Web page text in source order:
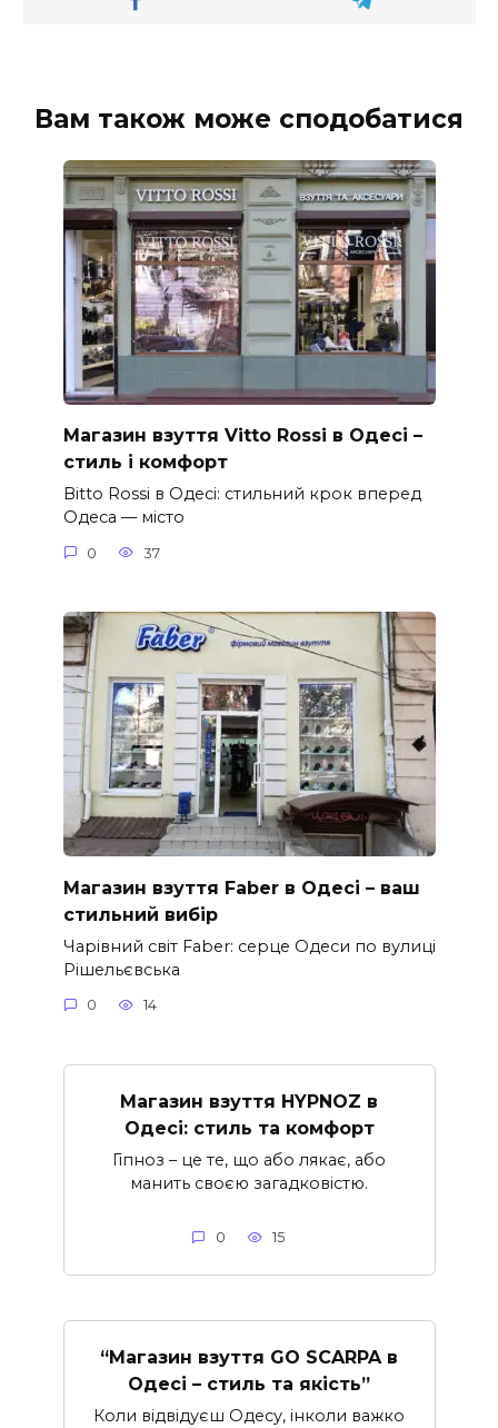
Вам також може сподобатися
Магазин взуття Vitto Rossi в Одесі –
стиль і комфорт
Вitto Rossi в Одесі: стильний крок вперед
Одеса — місто
0 37
Магазин взуття Faber в Одесі – ваш
стильний вибір
Чарівний світ Faber: серце Одеси по вулиці
Рішельєвська
0 14
Магазин взуття HYPNOZ в
Одесі: стиль та комфорт
Гіпноз – це те, що або лякає, або
манить своєю загадковістю.
0 15
“Магазин взуття GO SCARPA в
Одесі – стиль та якість”
Коли відвідуєш Одесу, інколи важко